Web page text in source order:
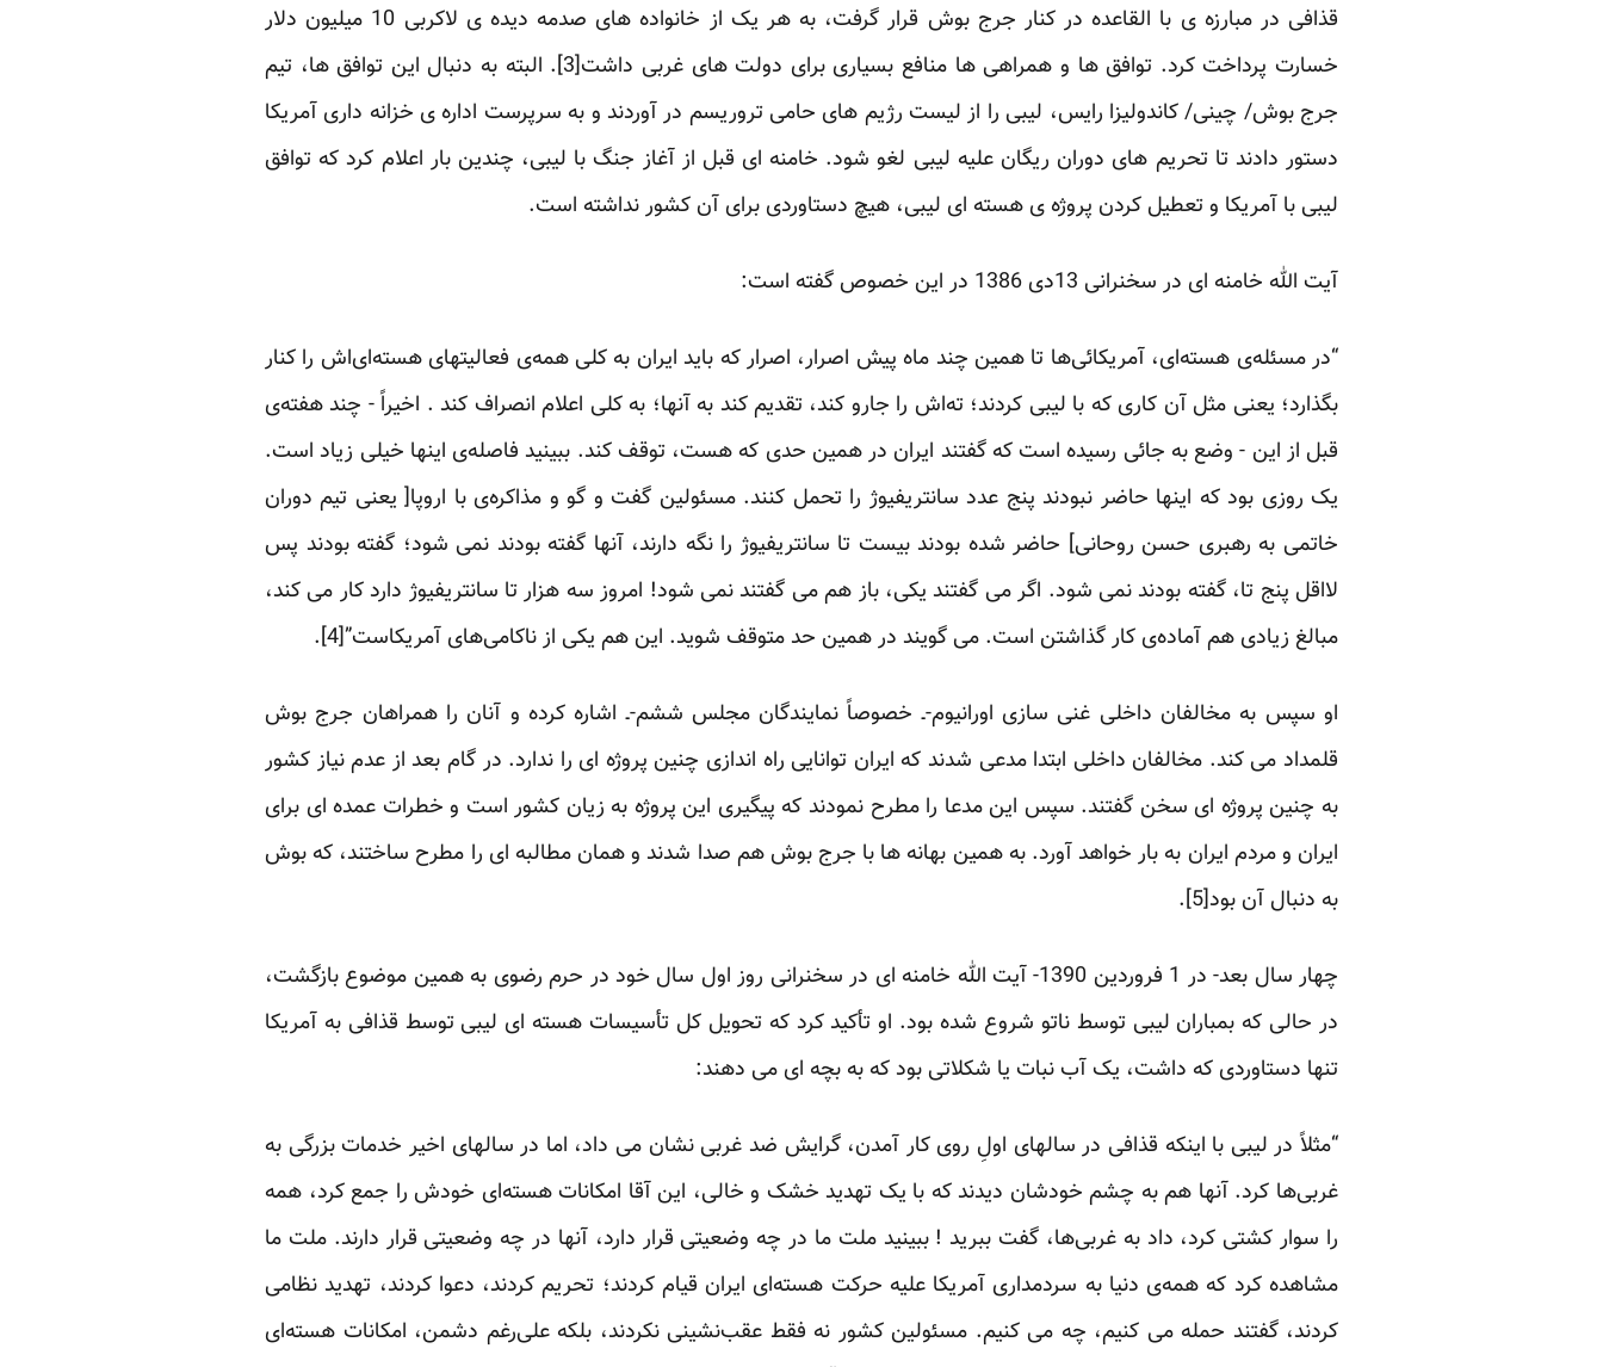
قذافی در مبارزه ی با القاعده در کنار جرج بوش قرار گرفت، به هر یک از خانواده های صدمه دیده ی لاکربی 10 میلیون دلار
خسارت پرداخت کرد. توافق ها و همراهی ها منافع بسیاری برای دولت های غربی داشت[3]. البته به دنبال این توافق ها، تیم
جرج بوش/ چینی/ کاندولیزا رایس، لیبی را از لیست رژیم های حامی تروریسم در آوردند و به سرپرست اداره ی خزانه داری آمریکا
دستور دادند تا تحریم های دوران ریگان علیه لیبی لغو شود. خامنه ای قبل از آغاز جنگ با لیبی، چندین بار اعلام کرد که توافق
لیبی با آمریکا و تعطیل کردن پروژه ی هسته ای لیبی، هیچ دستاوردی برای آن کشور نداشته است.
آیت الله خامنه ای در سخنرانی 13دی 1386 در این خصوص گفته است:
“در مسئله‌ی هسته‌ای، آمریکائی‌ها تا همین چند ماه پیش اصرار، اصرار که باید ایران به کلی همه‌ی فعالیتهای هسته‌ای‌اش را کنار
بگذارد؛ یعنی مثل آن کاری که با لیبی کردند؛ ته‌اش را جارو کند، تقدیم کند به آنها؛ به کلی اعلام انصراف کند . اخیراً - چند هفته‌ی
قبل از این - وضع به جائی رسیده است که گفتند ایران در همین حدی که هست، توقف کند. ببینید فاصله‌ی اینها خیلی زیاد است.
یک روزی بود که اینها حاضر نبودند پنج عدد سانتریفیوژ را تحمل کنند. مسئولین گفت و گو و مذاکره‌ی با اروپا[ یعنی تیم دوران
خاتمی به رهبری حسن روحانی] حاضر شده بودند بیست تا سانتریفیوژ را نگه دارند، آنها گفته بودند نمی شود؛ گفته بودند پس
لااقل پنج تا، گفته بودند نمی شود. اگر می گفتند یکی، باز هم می گفتند نمی شود! امروز سه هزار تا سانتریفیوژ دارد کار می کند،
مبالغ زیادی هم آماده‌ی کار گذاشتن است. می گویند در همین حد متوقف شوید. این هم یکی از ناکامی‌های آمریکاست”[4].
او سپس به مخالفان داخلی غنی سازی اورانیوم-ـ خصوصاً نمایندگان مجلس ششم-ـ اشاره کرده و آنان را همراهان جرج بوش
قلمداد می کند. مخالفان داخلی ابتدا مدعی شدند که ایران توانایی راه اندازی چنین پروژه ای را ندارد. در گام بعد از عدم نیاز کشور
به چنین پروژه ای سخن گفتند. سپس این مدعا را مطرح نمودند که پیگیری این پروژه به زیان کشور است و خطرات عمده ای برای
ایران و مردم ایران به بار خواهد آورد. به همین بهانه ها با جرج بوش هم صدا شدند و همان مطالبه ای را مطرح ساختند، که بوش
به دنبال آن بود[5].
چهار سال بعد- در 1 فروردین 1390- آیت الله خامنه ای در سخنرانی روز اول سال خود در حرم رضوی به همین موضوع بازگشت،
در حالی که بمباران لیبی توسط ناتو شروع شده بود. او تأکید کرد که تحویل کل تأسیسات هسته ای لیبی توسط قذافی به آمریکا
تنها دستاوردی که داشت، یک آب نبات یا شکلاتی بود که به بچه ای می دهند:
“مثلاً در لیبی با اینکه قذافی در سالهای اولِ روی کار آمدن، گرایش ضد غربی نشان می داد، اما در سالهای اخیر خدمات بزرگی به
غربی‌ها کرد. آنها هم به چشم خودشان دیدند که با یک تهدید خشک و خالی، این آقا امکانات هسته‌ای خودش را جمع کرد، همه
را سوار کشتی کرد، داد به غربی‌ها، گفت ببرید ! ببینید ملت ما در چه وضعیتی قرار دارد، آنها در چه وضعیتی قرار دارند. ملت ما
مشاهده کرد که همه‌ی دنیا به سردمداری آمریکا علیه حرکت هسته‌ای ایران قیام کردند؛ تحریم کردند، دعوا کردند، تهدید نظامی
کردند، گفتند حمله می کنیم، چه می کنیم. مسئولین کشور نه فقط عقب‌نشینی نکردند، بلکه علی‌رغم دشمن، امکانات هسته‌ای